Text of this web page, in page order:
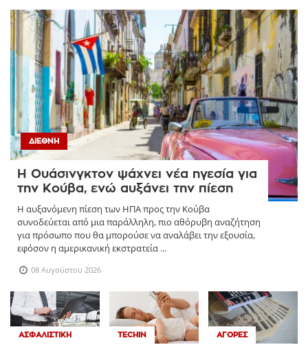
ΔΙΕΘΝΉ
Η Ουάσινγκτον ψάχνει νέα ηγεσία για
την Κούβα, ενώ αυξάνει την πίεση
Η αυξανόμενη πίεση των ΗΠΑ προς την Κούβα
συνοδεύεται από μια παράλληλη, πιο αθόρυβη αναζήτηση
για πρόσωπο που θα μπορούσε να αναλάβει την εξουσία,
εφόσον η αμερικανική εκστρατεία ...
08 Αυγούστου 2026
ΑΣΦΑΛΙΣΤΙΚΉ TECHIN ΑΓΟΡΈΣ